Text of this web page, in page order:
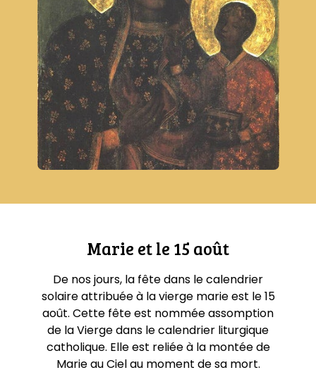
Marie et le 15 août
De nos jours, la fête dans le calendrier
solaire attribuée à la vierge marie est le 15
août. Cette fête est nommée assomption
de la Vierge dans le calendrier liturgique
catholique. Elle est reliée à la montée de
Marie au Ciel au moment de sa mort.